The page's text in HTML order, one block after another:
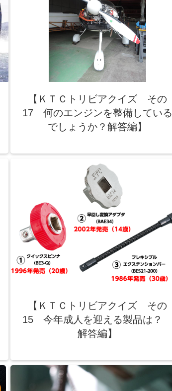
【ＫＴＣトリビアクイズ その
17 何のエンジンを整備している
でしょうか？解答編】
【ＫＴＣトリビアクイズ その
15 今年成人を迎える製品は？
解答編】